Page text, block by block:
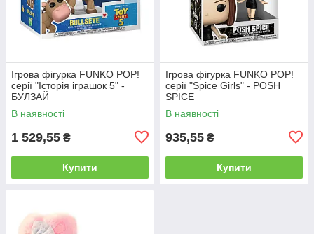
Ігрова фігурка FUNKO POP!
серії "Історія іграшок 5" -
БУЛЗАЙ
В наявності
1 529,55 ₴
Купити
Ігрова фігурка FUNKO POP!
серії "Spice Girls" - POSH
SPICE
В наявності
935,55 ₴
Купити